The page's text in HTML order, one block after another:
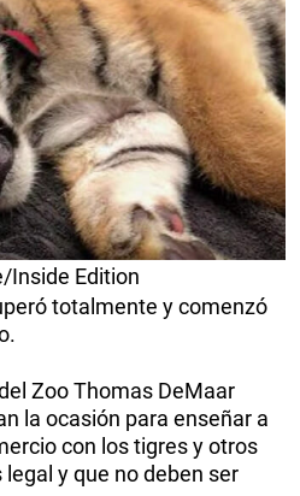
Inside Edition
totalmente y comenzó
Zoo Thomas DeMaar
la ocasión para enseñar a
con los tigres y otros
y que no deben ser